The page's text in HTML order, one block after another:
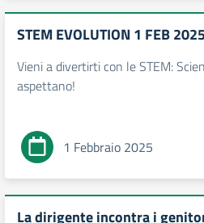
STEM EVOLUTION 1 FEB
Vieni a divertirti con le STEM:
aspettano!
1 Febbraio 2025
La dirigente incontra i